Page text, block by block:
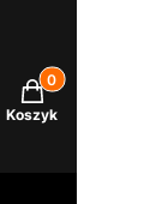
Produkty w
Koszyk